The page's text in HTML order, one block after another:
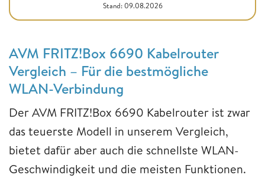
Stand: 09.08.2026
AVM FRITZ!Box 6690 Kabelrouter
Vergleich – Für die bestmögliche
WLAN-Verbindung
Der AVM FRITZ!Box 6690 Kabelrouter ist zwar
das teuerste Modell in unserem Vergleich,
bietet dafür aber auch die schnellste WLAN-
Geschwindigkeit und die meisten Funktionen.